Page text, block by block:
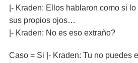
|- Kraden: Ellos hablaron como si
sus propios ojos…
|- Kraden: No es eso extraño?
Caso = Si |- Kraden: Tu no puedes